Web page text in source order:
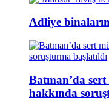
Adliye
Batman’da
hakkında